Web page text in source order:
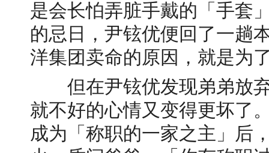
是会长怕弄脏手戴的「手套
的忌日，尹铉优便回了一趟
洋集团卖命的原因，就是为
但在尹铉优发现弟弟放弃
就不好的心情又变得更坏了
成为「称职的一家之主」后